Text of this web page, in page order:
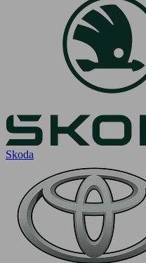
Skoda